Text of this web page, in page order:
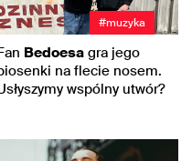
#muzyka
Bedoesa gra jego
na flecie nosem.
wspólny utwór?